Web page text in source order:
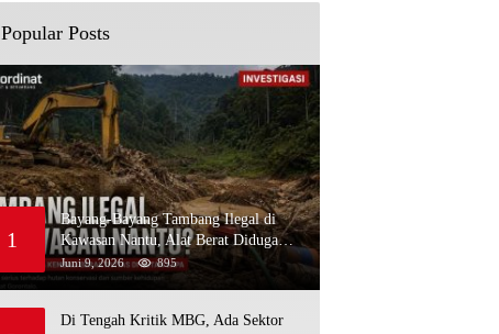
Popular Posts
1
Bayang-Bayang Tambang Ilegal di
Kawasan Nantu, Alat Berat Diduga
Kembali Menembus Hutan Sapa
Juni 9, 2026 895
Di Tengah Kritik MBG, Ada Sektor